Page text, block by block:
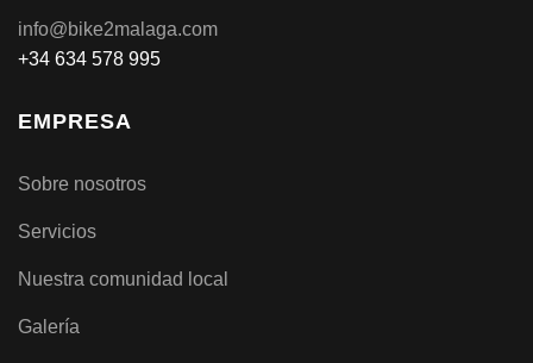
info@bike2malaga.com
+34 634 578 995
EMPRESA
Sobre nosotros
Servicios
Nuestra comunidad local
Galería